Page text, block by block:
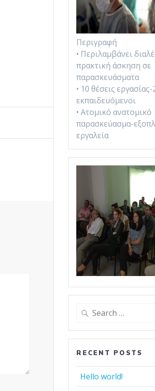
Περιγραφή
• Περιλαμβάνει
πρακτική άσκηση σε
παρασκευάσματα
• 10 θέσεις εργασίας-
εκπαιδευόμενοι
• Ατομικό ανατομικό
παρασκεύασμα-
εργαλεία
Search
RECENT POSTS
Hello world!